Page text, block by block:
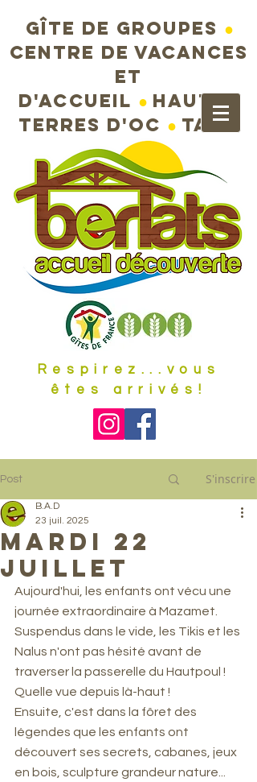
Gîte de groupes ●
Centre de vacances
et
d'accueil ● Hautes
terres d'Oc ●Tarn
Respirez...vous
êtes arrivés!
Post S'inscrire
mardi 22
juillet
B.A.D
23 juil. 2025
Aujourd'hui, les enfants ont vécu une
journée extraordinaire à Mazamet.
Suspendus dans le vide, les Tikis et les
Nalus n'ont pas hésité avant de
traverser la passerelle du Hautpoul !
Quelle vue depuis là-haut !
Ensuite, c'est dans la fôret des
légendes que les enfants ont
découvert ses secrets, cabanes, jeux
en bois, sculpture grandeur nature...